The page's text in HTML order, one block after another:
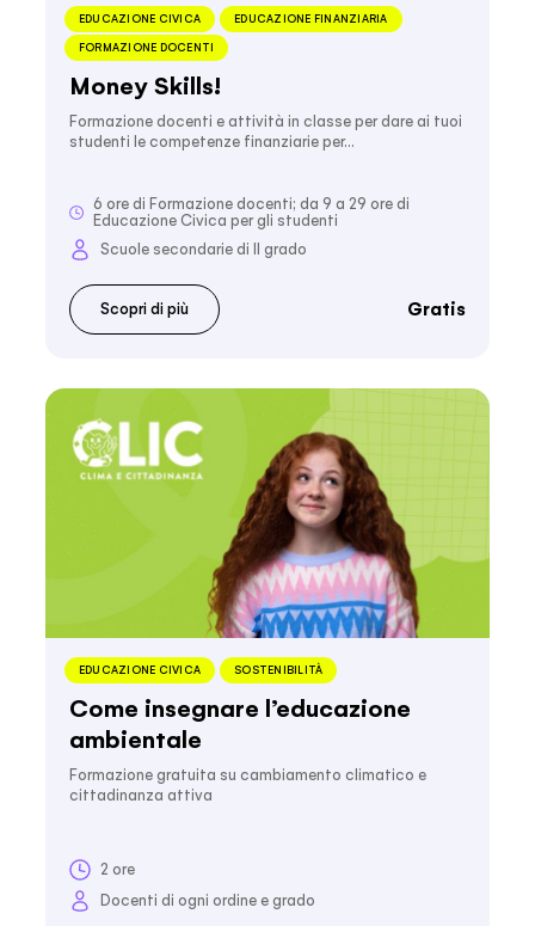
EDUCAZIONE CIVICA EDUCAZIONE FINANZIARIA
FORMAZIONE DOCENTI
Money Skills!
Formazione docenti e attività in classe per dare ai tuoi
studenti le competenze finanziarie per…
6 ore di Formazione docenti; da 9 a 29 ore di
Educazione Civica per gli studenti
Scuole secondarie di II grado
Scopri di più Gratis
EDUCAZIONE CIVICA SOSTENIBILITÀ
Come insegnare l’educazione
ambientale
Formazione gratuita su cambiamento climatico e
cittadinanza attiva
2 ore
Docenti di ogni ordine e grado